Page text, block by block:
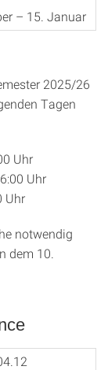
– 15. Januar
2025/26
Tagen
Uhr
Uhr
Uhr
notwendig
dem 10.